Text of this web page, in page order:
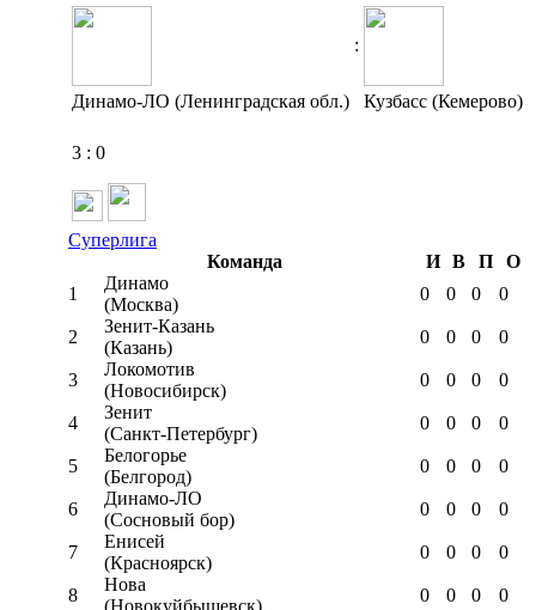
:
Динамо-ЛО (Ленинградская обл.) Кузбасс (Кемерово)
3 : 0
Суперлига
Команда
И В П
О
1
Динамо
(Москва)
0 0 0 0
2
Зенит-Казань
(Казань)
0 0 0 0
3
Локомотив
(Новосибирск)
0 0 0 0
4
Зенит
(Санкт-Петербург)
0 0 0 0
5
Белогорье
(Белгород)
0 0 0 0
6
Динамо-ЛО
(Сосновый бор)
0 0 0 0
7
Енисей
(Красноярск)
0 0 0 0
8
Нова
0 0 0 0